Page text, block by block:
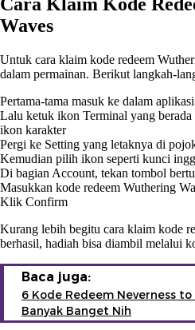
Waves
Untuk cara klaim kode redeem
dalam permainan. Berikut langkah-
Pertama-tama masuk ke dalam
Lalu ketuk ikon Terminal yang
ikon karakter
Pergi ke Setting yang letaknya di
Kemudian pilih ikon seperti kunci
Di bagian Account, tekan tombol
Masukkan kode redeem Wuthering
Klik Confirm
Kurang lebih begitu cara klaim kode
berhasil, hadiah bisa diambil melalui
Baca juga:
6 Kode Redeem Neverness to
Banyak Banget Nih